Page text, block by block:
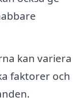
kan variera
faktorer och